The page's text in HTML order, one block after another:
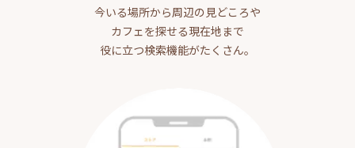
今いる場所から周辺の見どころや
カフェを探せる現在地まで
役に立つ検索機能がたくさん。